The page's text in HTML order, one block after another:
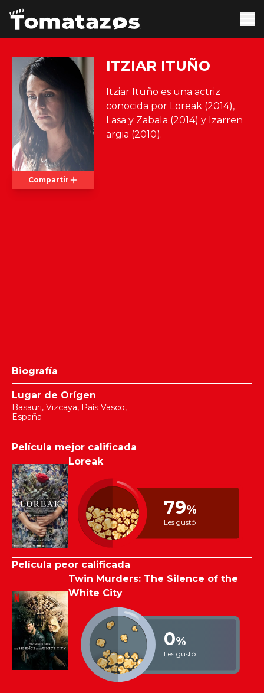
Compartir
ITZIAR ITUÑO
Itziar Ituño es una actriz
conocida por Loreak (2014),
Lasa y Zabala (2014) y Izarren
argia (2010).
Biografía
Lugar de Orígen
Basauri, Vizcaya, País Vasco,
España
Película mejor calificada
Loreak
79%
Les gustó
Película peor calificada
Twin Murders: The Silence of the
White City
0%
Les gustó